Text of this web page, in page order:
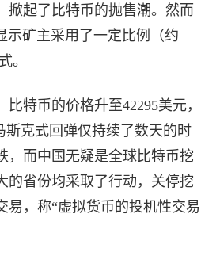
掀起了比特币的抛售潮。然而
示矿主采用了一定比例（约
。
特币的价格升至42295美元，
斯克式回弹仅持续了数天的时
，而中国无疑是全球比特币挖
的省份均采取了行动，关停挖
，称“虚拟货币的投机性交易